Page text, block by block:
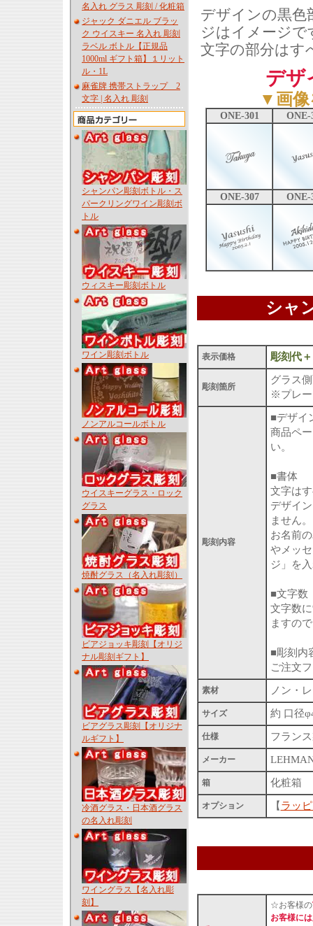
名入れ グラス 彫刻 / 化粧箱
ジャック ダニエル ブラッ
ク ウイスキー 名入れ 彫刻
ラベル ボトル【正規品
1000ml ギフト箱】１リット
ル・1L
麻雀牌 携帯ストラップ 2
文字 | 名入れ 彫刻
シャンパン彫刻ボトル・ス
パークリングワイン彫刻ボ
トル
ウィスキー彫刻ボトル
ワイン彫刻ボトル
ノンアルコールボトル
ウイスキーグラス・ロック
グラス
焼酎グラス（名入れ彫刻）
ビアジョッキ彫刻【オリジ
ナル彫刻ギフト】
ビアグラス彫刻【オリジナ
ルギフト】
冷酒グラス・日本酒グラス
の名入れ彫刻
ワイングラス【名入れ彫
刻】
デザインの黒
ジはイメージで
文字の部分はす
デザ
▼画像
ONE-301 ONE-
ONE-307 ONE-
シャ
表示価格 彫刻代
彫刻箇所
グラス
※プレー
彫刻内容
■デザイ
商品ペ
い。
■書体
文字は
デザイ
ません。
お名前
やメッ
ジ」を
■文字数
文字数
ますの
■彫刻内
ご注文
素材 ノン・
サイズ 約 口径
仕様 フラン
メーカー
箱 化粧箱
オプション 【 ラッ
☆お客様の
お客様に